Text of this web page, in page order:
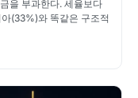
을 부과한다. 세율보다
(33%)와 똑같은 구조적